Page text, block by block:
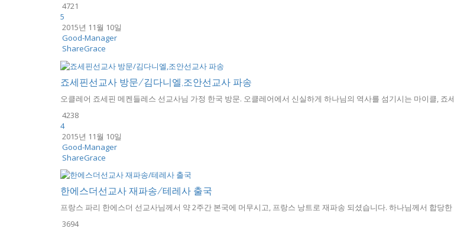
4721
5
2015년 11월 10일
Good-Manager
ShareGrace
죠세핀선교사 방문/김다니엘,조안선교사 파송
오클레어 죠세핀 메켄들레스 선교사님 가정 한국 방문. 오클레어에서 신실하게 하나님의 역사를 섬기시는 마이클, 죠
4238
4
2015년 11월 10일
Good-Manager
ShareGrace
한에스더선교사 재파송/테레사 출국
프랑스 파리 한에스더 선교사님께서 약 2주간 본국에 머무시고, 프랑스 낭트로 재파송 되셨습니다. 하나님께서 합당
3694